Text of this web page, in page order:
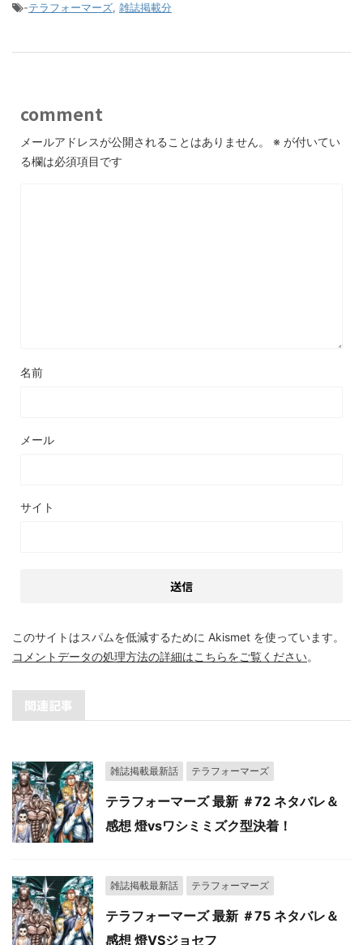
-テラフォーマーズ, 雑誌掲載分
comment
メールアドレスが公開されることはありません。 ※ が付いてい
る欄は必須項目です
名前
メール
サイト
このサイトはスパムを低減するために Akismet を使っています。
コメントデータの処理方法の詳細はこちらをご覧ください。
関連記事
雑誌掲載最新話 テラフォーマーズ
テラフォーマーズ 最新 ＃72 ネタバレ＆
感想 燈vsワシミミズク型決着！
雑誌掲載最新話 テラフォーマーズ
テラフォーマーズ 最新 ＃75 ネタバレ＆
感想 燈VSジョセフ